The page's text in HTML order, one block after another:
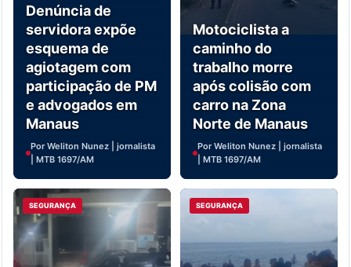
Denúncia de
servidora expõe
esquema de
agiotagem com
participação de PM
e advogados em
Manaus
Por Weliton Nunez | jornalista
| MTB 1697/AM
Motociclista a
caminho do
trabalho morre
após colisão com
carro na Zona
Norte de Manaus
Por Weliton Nunez | jornalista
| MTB 1697/AM
SEGURANÇA SEGURANÇA